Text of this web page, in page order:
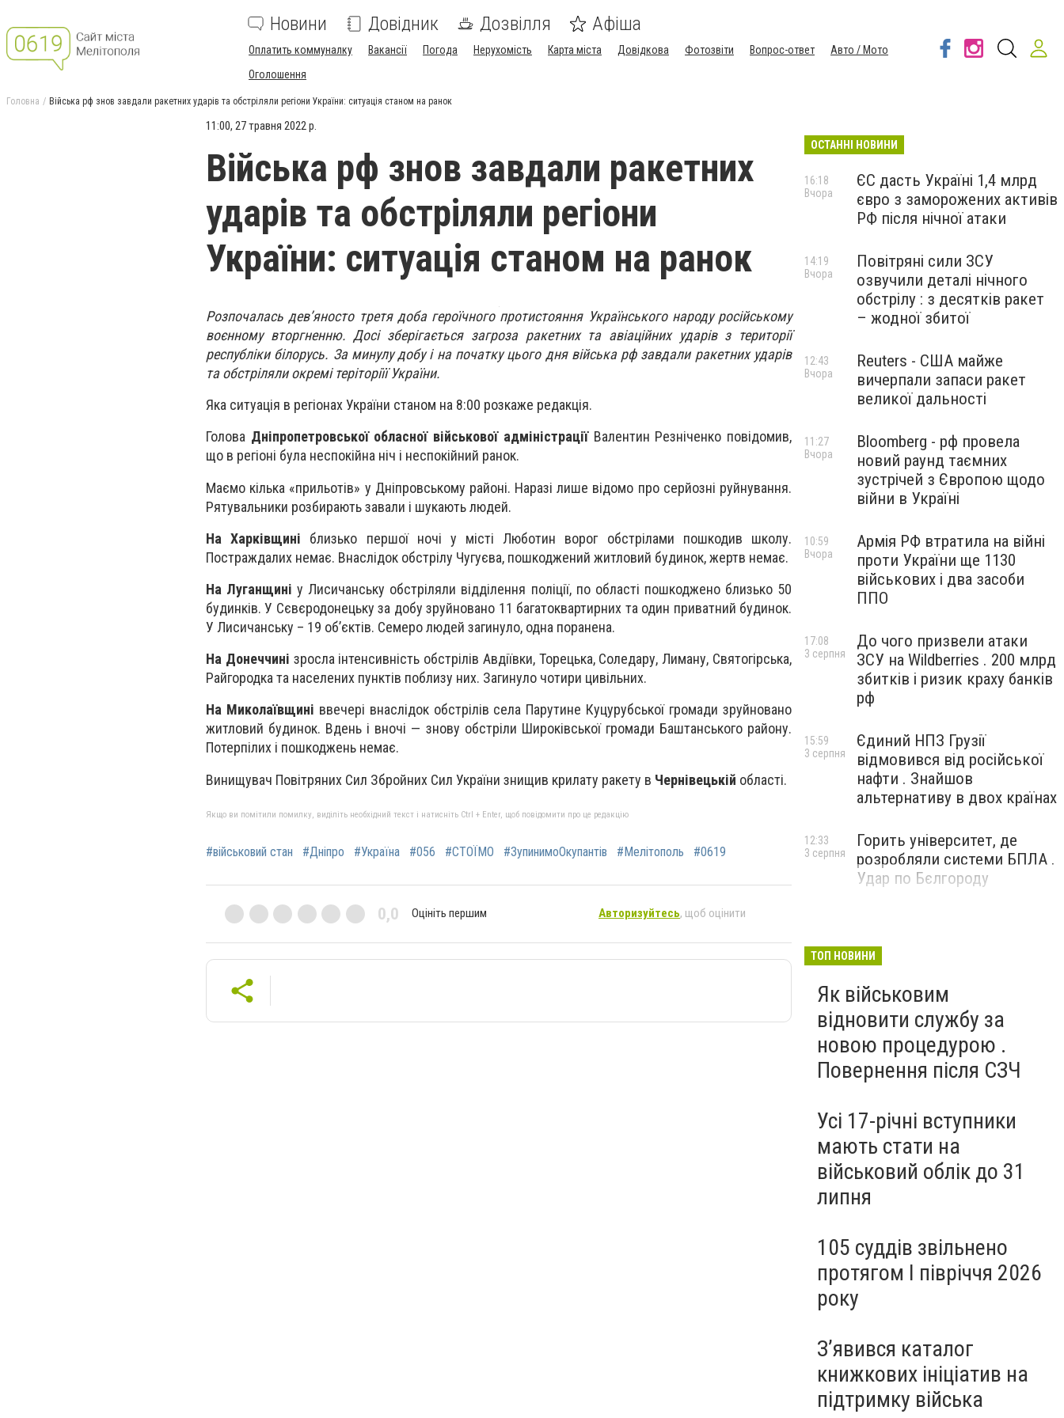
Новини Довідник Дозвілля Афіша
Оплатить коммуналку Вакансії Погода Нерухомість Карта міста Довідкова Фотозвіти Вопрос-ответ
Авто / Мото
Оголошення
Головна Війська рф знов завдали ракетних ударів та обстріляли регіони України: ситуація станом на ранок
11:00, 27 травня 2022 р.
Війська рф знов завдали ракетних
ударів та обстріляли регіони
України: ситуація станом на ранок
Розпочалась дев’яносто третя доба героїчного протистояння Українського народу російському
воєнному вторгненню. Досі зберігається загроза ракетних та авіаційних ударів з території
республіки білорусь. За минулу добу і на початку цього дня війська рф завдали ракетних ударів
та обстріляли окремі теріторіїї України.
Яка ситуація в регіонах України станом на 8:00 розкаже редакція.
Голова Дніпропетровської обласної військової адміністраціїВалентин Резніченко повідомив,
що в регіоні була неспокійна ніч і неспокійний ранок.
Маємо кілька «прильотів» у Дніпровському районі. Наразі лише відомо про серйозні руйнування.
Рятувальники розбирають завали і шукають людей.
На Харківщині близько першої ночі у місті Люботин ворог обстрілами пошкодив школу.
Постраждалих немає. Внаслідок обстрілу Чугуєва, пошкоджений житловий будинок, жертв немає.
На Луганщиніу Лисичанську обстріляли відділення поліції, по області пошкоджено близько 50
будинків. У Сєвєродонецьку за добу зруйновано 11 багатоквартирних та один приватний будинок.
У Лисичанську – 19 об’єктів. Семеро людей загинуло, одна поранена.
На Донеччині зросла інтенсивність обстрілів Авдіївки, Торецька, Соледару, Лиману, Святогірська,
Райгородка та населених пунктів поблизу них. Загинуло чотири цивільних.
На Миколаївщині ввечері внаслідок обстрілів села Парутине Куцурубської громади зруйновано
житловий будинок. Вдень і вночі — знову обстріли Широківської громади Баштанського району.
Потерпілих і пошкоджень немає.
Винищувач Повітряних Сил Збройних Сил України знищив крилату ракету в Чернівецькій області.
Якщо ви помітили помилку, виділіть необхідний текст і натисніть Ctrl + Enter, щоб повідомити про це редакцію
#військовий стан #Дніпро #Україна #056 #СТОЇМО #ЗупинимоОкупантів #Мелітополь #0619
0,0 Оцініть першим Авторизуйтесь, щоб оцінити
ОСТАННІ НОВИНИ
ЄС дасть Україні 1,4 млрд
євро з заморожених активів
РФ після нічної атаки
16:18
Вчора
Повітряні сили ЗСУ
озвучили деталі нічного
обстрілу : з десятків ракет
– жодної збитої
14:19
Вчора
Reuters - США майже
вичерпали запаси ракет
великої дальності
12:43
Вчора
Bloomberg - рф провела
новий раунд таємних
зустрічей з Європою щодо
війни в Україні
11:27
Вчора
Армія РФ втратила на війні
проти України ще 1130
військових і два засоби
ППО
10:59
Вчора
До чого призвели атаки
ЗСУ на Wildberries . 200 млрд
збитків і ризик краху банків
рф
17:08
3 серпня
Єдиний НПЗ Грузії
відмовився від російської
нафти . Знайшов
альтернативу в двох країнах
15:59
3 серпня
Горить університет, де
розробляли системи БПЛА .
Удар по Бєлгороду
12:33
3 серпня
ТОП НОВИНИ
Як військовим
відновити службу за
новою процедурою .
Повернення після СЗЧ
Усі 17-річні вступники
мають стати на
військовий облік до 31
липня
105 суддів звільнено
протягом I півріччя 2026
року
З’явився каталог
книжкових ініціатив на
підтримку війська